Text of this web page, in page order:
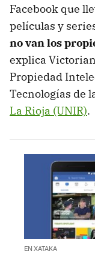
Facebook que
películas y
no van los
explica
Propiedad
Tecnologías de
La Rioja (UNIR).
EN XATAKA